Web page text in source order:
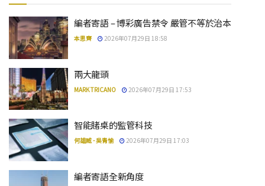
編者寄語 – 博彩廣告禁令 嚴管不等於治本
本思齊 2026年07月29日 18:58
兩大龍頭
MARK TRICANO 2026年07月29日 17:53
智能賭桌的監管科技
何雄威 - 吳青愉 2026年07月29日 17:03
編者寄語全新角度